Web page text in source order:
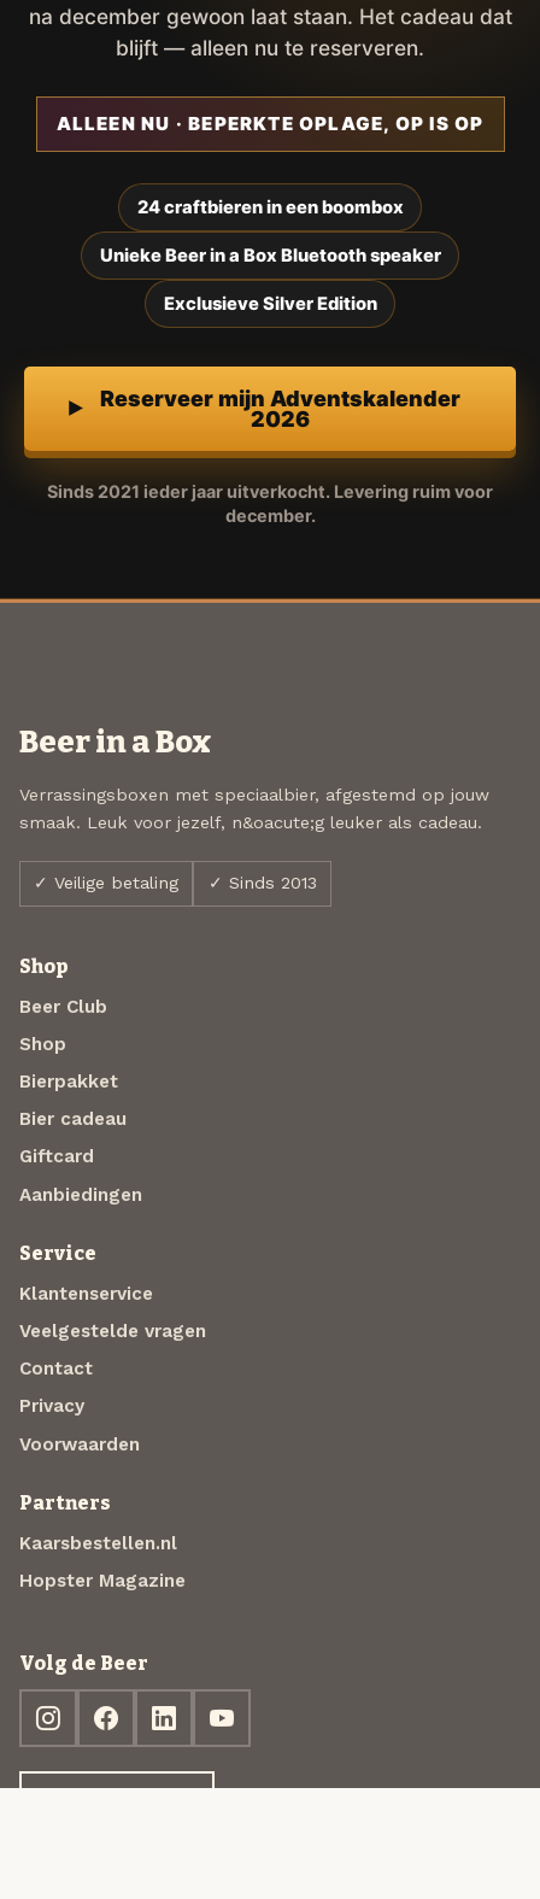
na december gewoon laat staan. Het cadeau dat
blijft — alleen nu te reserveren.
ALLEEN NU · BEPERKTE OPLAGE, OP IS OP
24 craftbieren in een boombox
Unieke Beer in a Box Bluetooth speaker
Exclusieve Silver Edition
Reserveer mijn Adventskalender
2026
Sinds 2021 ieder jaar uitverkocht. Levering ruim voor
december.
Beer in a Box
Verrassingsboxen met speciaalbier, afgestemd op jouw
smaak. Leuk voor jezelf, n&oacute;g leuker als cadeau.
✓ Veilige betaling ✓ Sinds 2013
Shop
Beer Club
Shop
Bierpakket
Bier cadeau
Giftcard
Aanbiedingen
Service
Klantenservice
Veelgestelde vragen
Contact
Privacy
Voorwaarden
Partners
Kaarsbestellen.nl
Hopster Magazine
Volg de Beer